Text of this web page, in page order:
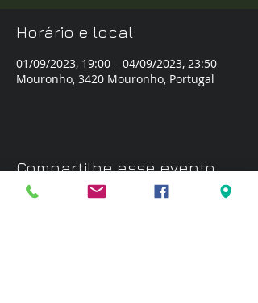
Horário e local
01/09/2023, 19:00 – 04/09/2023, 23:50
Mouronho, 3420 Mouronho, Portugal
Compartilhe esse evento